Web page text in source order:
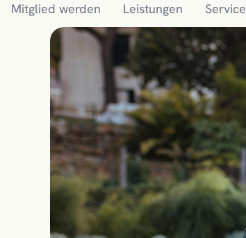
Mitglied werden Leistungen Service